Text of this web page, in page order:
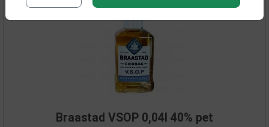
Braastad VSOP 0,04l 40% pet